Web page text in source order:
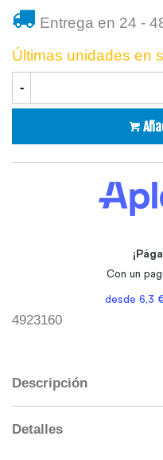
Entrega en 24 -
Últimas unidades en
-
4923160
Descripción
Detalles